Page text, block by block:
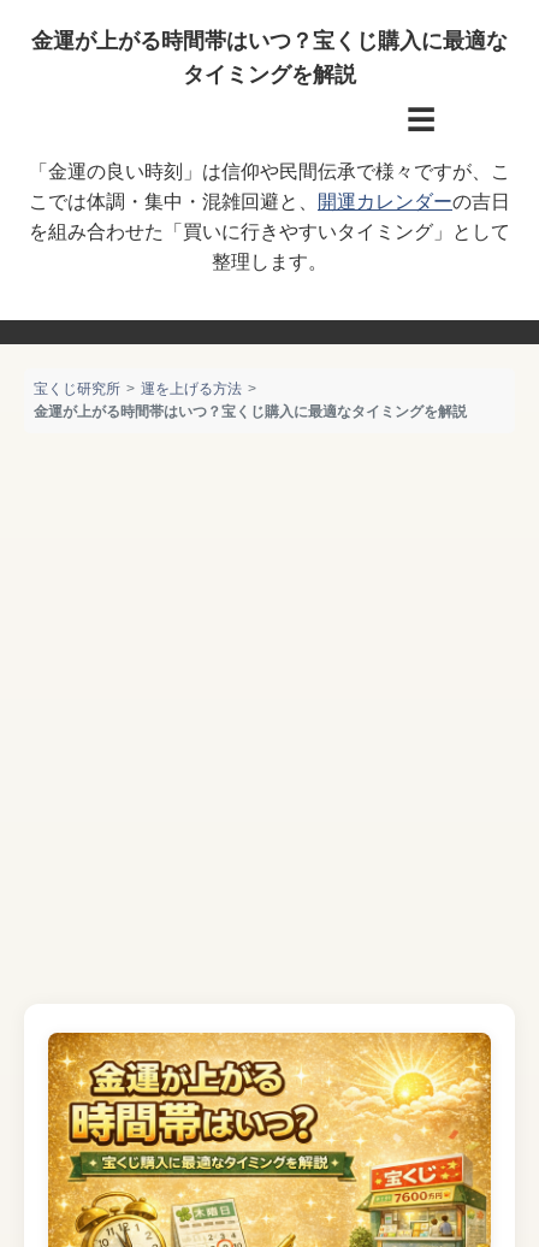
金運が上がる時間帯はいつ？宝くじ購入に最適な
タイミングを解説
☰
「金運の良い時刻」は信仰や民間伝承で様々ですが、こ
こでは体調・集中・混雑回避と、
開運カレンダーの吉日
を組み合わせた「買いに行きやすいタイミング」として
整理します。
宝くじ研究所
運を上げる方法
金運が上がる時間帯はいつ？宝くじ購入に最適なタイミングを解説